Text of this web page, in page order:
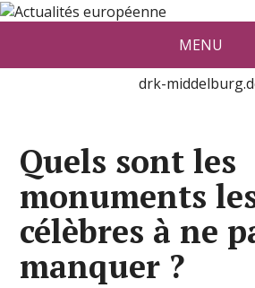
Actualité
red Konrad
drk-
MENU
Quels sont les
monuments
célèbres à ne
manquer ?